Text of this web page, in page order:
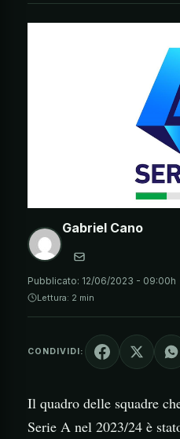
Gabriel Cano
Pubblicato: 12/06/2023 - 09:00h
Lettura: 2 min
CONDIVIDI:
Il quadro delle squadre
Serie A nel 2023/24 è